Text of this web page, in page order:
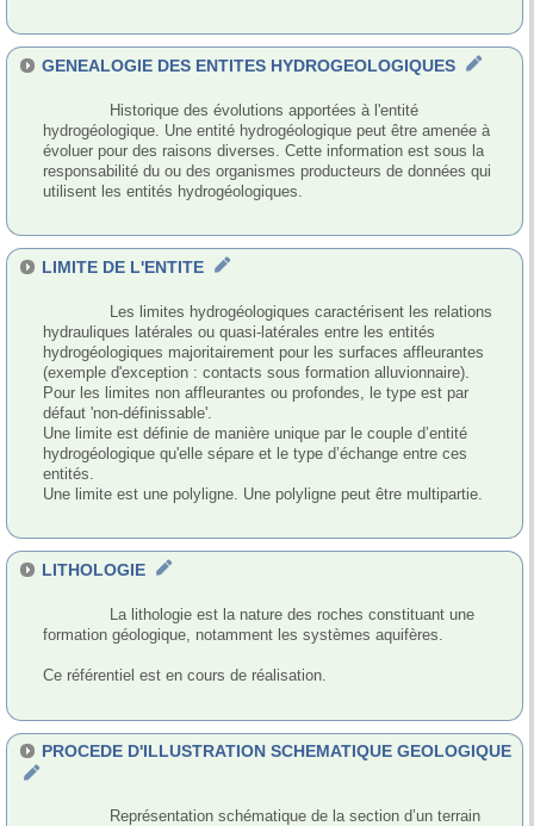
GENEALOGIE DES ENTITES HYDROGEOLOGIQUES
hydrogéologique. Une entité hydrogéologique peut être amenée à
évoluer pour des raisons diverses. Cette information est sous la
responsabilité du ou des organismes producteurs de données qui
utilisent les entités hydrogéologiques.
LIMITE DE L'ENTITE
hydrauliques latérales ou quasi-latérales entre les entités
hydrogéologiques majoritairement pour les surfaces affleurantes
(exemple d'exception : contacts sous formation alluvionnaire).
Pour les limites non affleurantes ou profondes, le type est par
défaut 'non-définissable'.
Une limite est définie de manière unique par le couple d’entité
hydrogéologique qu'elle sépare et le type d’échange entre ces
entités.
Une limite est une polyligne. Une polyligne peut être multipartie.
LITHOLOGIE
formation géologique, notamment les systèmes aquifères.
Ce référentiel est en cours de réalisation.
PROCEDE D'ILLUSTRATION SCHEMATIQUE GEOLOGIQUE